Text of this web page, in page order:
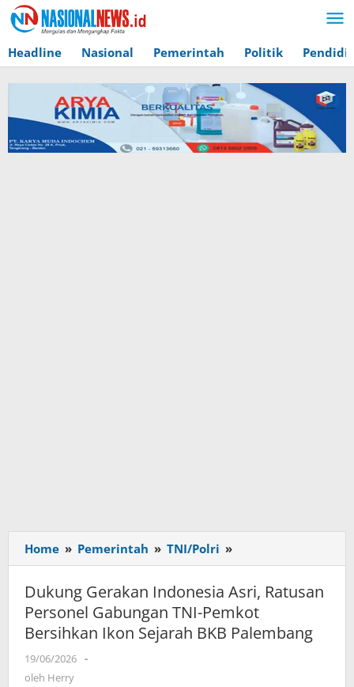
Lewati
ke
konten
Headline Nasional Pemerintah Politik
Home » Pemerintah » TNI/Polri »
Gerakan
Indonesia
Asri,
Ratusan
Personel
Dukung Gerakan Indonesia Asri, Ratusan
Personel Gabungan TNI-Pemkot
Bersihkan Ikon Sejarah BKB Palembang
19/06/2026 oleh
-
oleh Herry